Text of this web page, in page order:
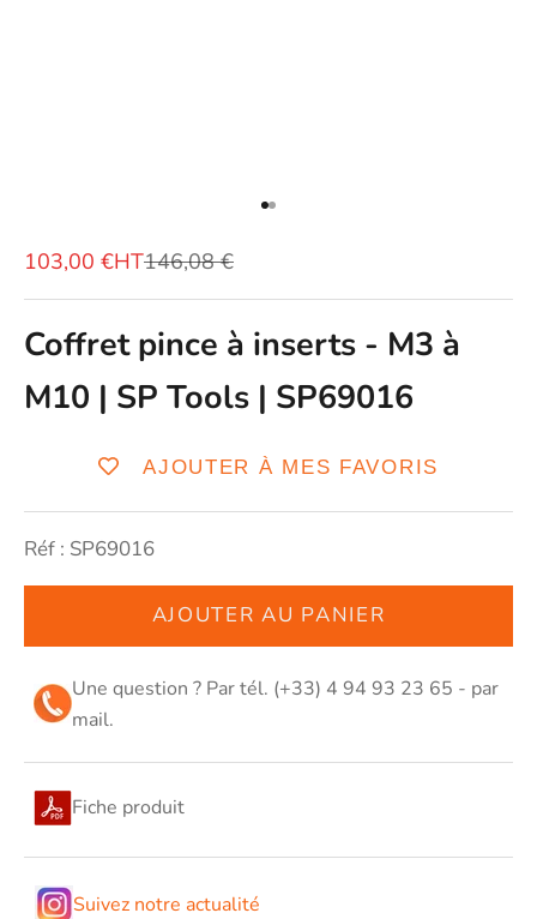
Aller à l'élément 1
Aller à l'élément 2
Prix de vente
103,00 €HTPrix normal
146,08 €
Coffret pince à inserts - M3 à
M10 | SP Tools | SP69016
AJOUTER À MES FAVORIS
Réf : SP69016
AJOUTER AU PANIER
Une question ? Par tél. (+33) 4 94 93 23 65 - par
mail.
Fiche produit
Suivez notre actualité